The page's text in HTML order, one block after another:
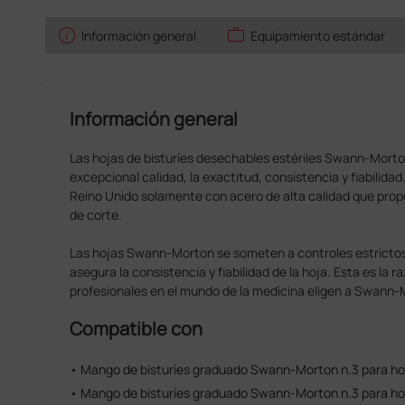
info Información general work Equipamiento estándar
Información general
Las hojas de bisturíes desechables estériles Swann-
excepcional calidad, la exactitud, consistencia y
Reino Unido solamente con acero de alta calidad que
de corte.
Las hojas Swann-Morton se someten a controles
asegura la consistencia y fiabilidad de la hoja. Esta es la
profesionales en el mundo de la medicina eligen a Swann-
Compatible con
• Mango de bisturíes graduado Swann-Morton n.3 para
• Mango de bisturíes graduado Swann-Morton n.3 para